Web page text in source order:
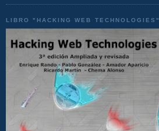
LIBRO "HACKING WEB TECHNOLOGIES"